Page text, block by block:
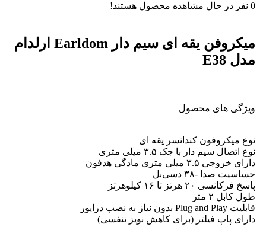
0 نفر در حال مشاهده محصول هستند!
میکروفن یقه ای سیم دار Earldom ارلدام
مدل E38
ویژگی های محصول
نوع میکروفون کندانسر یقه‌ ای
نوع اتصال سیم دار با جک ۳.۵ میلی ‌متری
دارای خروجی ۳.۵ میلی ‌متری مادگی هدفون
حساسیت صدا -۳۸ دسی‌بل
پاسخ فرکانسی ۲۰ هرتز تا ۱۶ کیلوهرتز
طول کابل ۲ متر
قابلیت Plug and Play بدون نیاز به نصب درایور
دارای پاپ فیلتر (برای کاهش نویز تنفسی)